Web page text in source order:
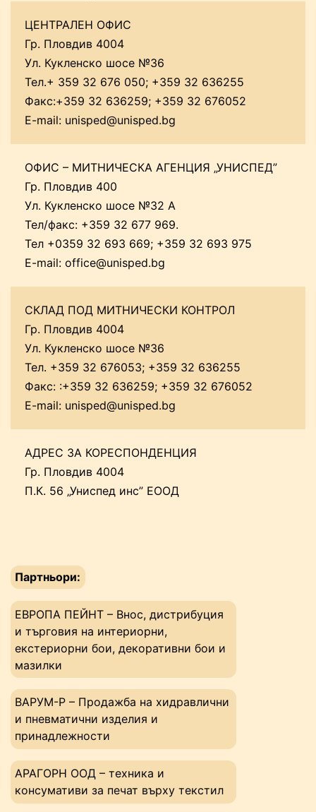
ЦЕНТРАЛЕН ОФИС
Гр. Пловдив 4004
Ул. Кукленско шосе №36
Тел.+ 359 32 676 050; +359 32 636255
Факс:+359 32 636259; +359 32 676052
E-mail: unisped@unisped.bg
ОФИС – МИТНИЧЕСКА АГЕНЦИЯ „УНИСПЕД”
Гр. Пловдив 400
Ул. Кукленско шосе №32 А
Тел/факс: +359 32 677 969.
Тел +0359 32 693 669; +359 32 693 975
E-mail: office@unisped.bg
СКЛАД ПОД МИТНИЧЕСКИ КОНТРОЛ
Гр. Пловдив 4004
Ул. Кукленско шосе №36
Тел. +359 32 676053; +359 32 636255
Факс: :+359 32 636259; +359 32 676052
E-mail: unisped@unisped.bg
АДРЕС ЗА КОРЕСПОНДЕНЦИЯ
Гр. Пловдив 4004
П.К. 56 „Униспед инс” ЕООД
Партньори:
ЕВРОПА ПЕЙНТ – Внос, дистрибуция
и търговия на интериорни,
екстериорни бои, декоративни бои и
мазилки
ВАРУМ-Р – Продажба на хидравлични
и пневматични изделия и
принадлежности
АРАГОРН ООД – техника и
консумативи за печат върху текстил